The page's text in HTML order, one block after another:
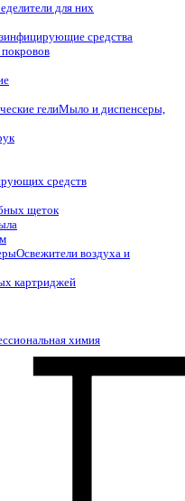
для них
средства
Мыло и диспенсеры,
средств
щеток
Освежители воздуха и
картриджей
химия